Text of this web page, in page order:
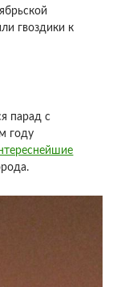
гвоздики к
парад с
году